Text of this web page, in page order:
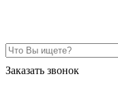
Заказать звонок